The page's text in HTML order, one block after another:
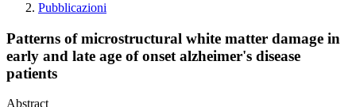
Pubblicazioni
Patterns of microstructural white matter damage in
early and late age of onset alzheimer's disease
patients
Abstract